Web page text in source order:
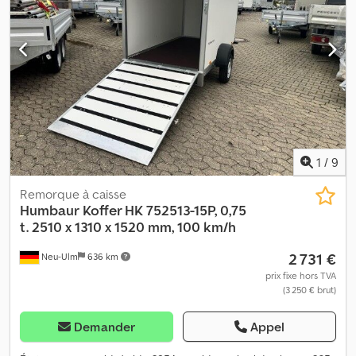
1 / 9
Neu-Ulm 636 km
Remorque à caisse
Humbaur Koffer HK 752513-15P, 0,75
t. 2510 x 1310 x 1520 mm, 100 km/h
2 731 €
prix fixe hors TVA
(3 250 € brut)
Demander Appel